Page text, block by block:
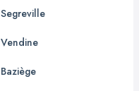
Segreville
Vendine
Baziège